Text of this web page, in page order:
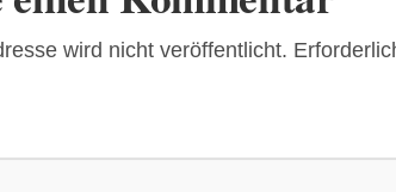
wird nicht veröffentlicht.